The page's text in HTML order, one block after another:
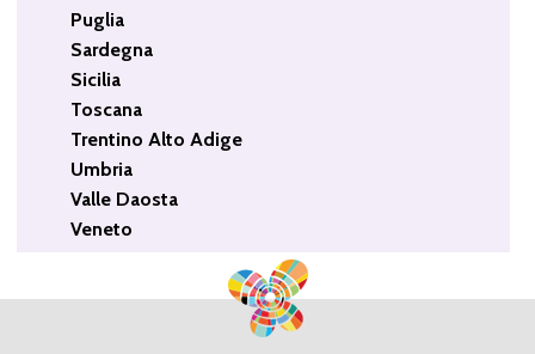
Puglia
Sardegna
Sicilia
Toscana
Trentino Alto Adige
Umbria
Valle Daosta
Veneto